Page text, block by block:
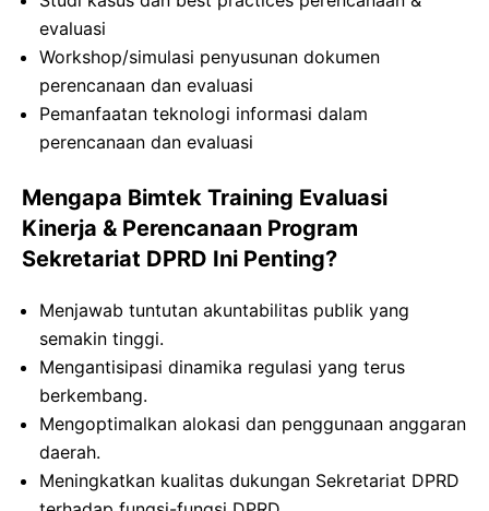
evaluasi
Workshop/simulasi penyusunan dokumen
perencanaan dan evaluasi
Pemanfaatan teknologi informasi dalam
perencanaan dan evaluasi
Mengapa Bimtek Training Evaluasi
Kinerja & Perencanaan Program
Sekretariat DPRD Ini Penting?
Menjawab tuntutan akuntabilitas publik yang
semakin tinggi.
Mengantisipasi dinamika regulasi yang terus
berkembang.
Mengoptimalkan alokasi dan penggunaan anggaran
daerah.
Meningkatkan kualitas dukungan Sekretariat DPRD